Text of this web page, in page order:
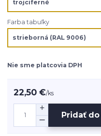
Farba tabuľky
Nie sme platcovia DPH
22,50 €/ks
Pridať